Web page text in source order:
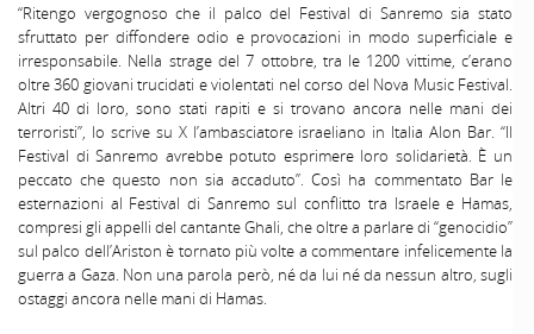
“Ritengo vergognoso che il palco del Festival di Sanremo sia stato
sfruttato per diffondere odio e provocazioni in modo superficiale e
irresponsabile. Nella strage del 7 ottobre, tra le 1200 vittime, c’erano
oltre 360 giovani trucidati e violentati nel corso del Nova Music Festival.
Altri 40 di loro, sono stati rapiti e si trovano ancora nelle mani dei
terroristi”, lo scrive su X l’ambasciatore israeliano in Italia Alon Bar. “Il
Festival di Sanremo avrebbe potuto esprimere loro solidarietà. È un
peccato che questo non sia accaduto”. Così ha commentato Bar le
esternazioni al Festival di Sanremo sul conflitto tra Israele e Hamas,
compresi gli appelli del cantante Ghali, che oltre a parlare di “genocidio”
sul palco dell’Ariston è tornato più volte a commentare infelicemente la
guerra a Gaza. Non una parola però, né da lui né da nessun altro, sugli
ostaggi ancora nelle mani di Hamas.